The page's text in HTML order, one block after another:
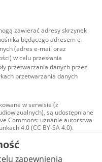
zawierać adresy skrzynek
będącego adresem e-
(adres e-mail oraz
w celu przesłania
przetwarzania danych przez
przetwarzania danych
w serwisie (z
są udostępniane
Commons: uznanie autorstwa
4.0 (CC BY-SA 4.0).
w tym zdjęcia, materiały
na licencji typu
autorstwa użycie
zależnych 4.0 (CC BY-
zapewnienia